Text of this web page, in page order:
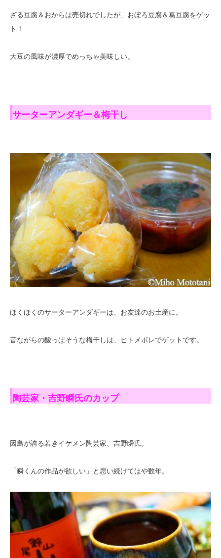
ざる豆腐＆おからは売切れでしたが、おぼろ豆腐＆葛豆腐をゲッ
ト！
大豆の風味が濃厚でめっちゃ美味しい。
サーターアンダギー＆梅干し
ほくほくのサーターアンダギーは、お友達のお土産に。
昔ながらの酸っぱそうな梅干しは、ヒトメボレでゲットです。
陶芸家・吉野瞬氏のカップ
因島が誇る若きイケメン陶芸家、吉野瞬氏。
「瞬くんの作品が欲しい」と思い続けてはや数年。